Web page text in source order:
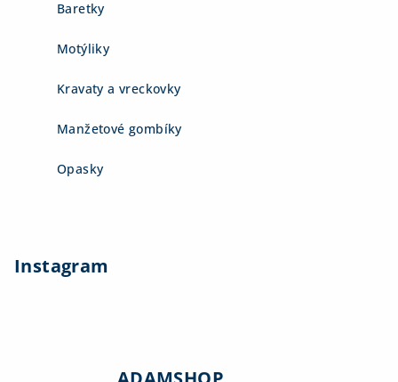
Baretky
Motýliky
Kravaty a vreckovky
Manžetové gombíky
Opasky
Instagram